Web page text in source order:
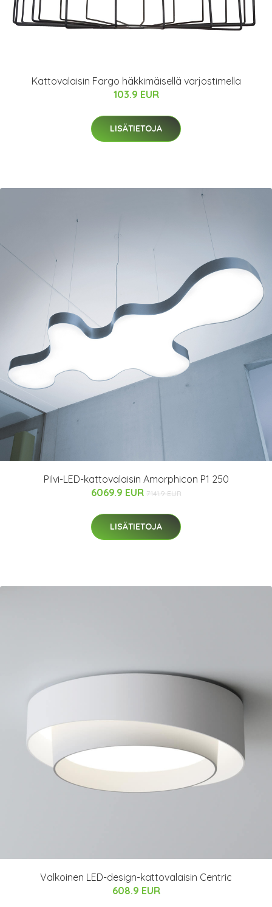
Kattovalaisin Fargo häkkimäisellä varjostimella
103.9 EUR
LISÄTIETOJA
Pilvi-LED-kattovalaisin Amorphicon P1 250
6069.9 EUR 7141.9 EUR
LISÄTIETOJA
Valkoinen LED-design-kattovalaisin Centric
608.9 EUR